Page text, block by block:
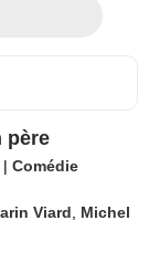
père
| Comédie
Viard
Michel